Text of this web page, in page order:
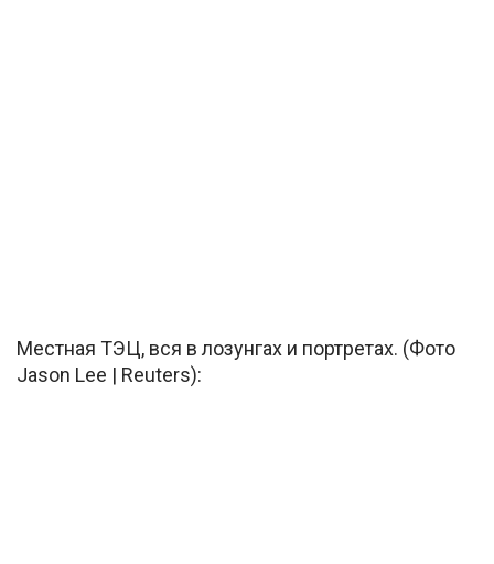
Местная ТЭЦ, вся в лозунгах и портретах. (Фото
Jason Lee | Reuters):